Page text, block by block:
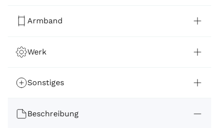
Armband
Werk
Sonstiges
Beschreibung